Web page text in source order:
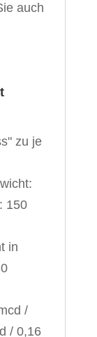
auch
zu je
150
in
/
/ 0,16